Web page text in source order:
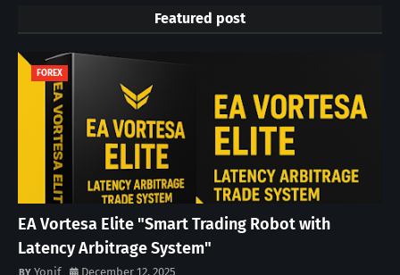
Featured post
FOREX
EA Vortesa Elite "Smart Trading Robot with
Latency Arbitrage System"
Yonif December 12, 2025